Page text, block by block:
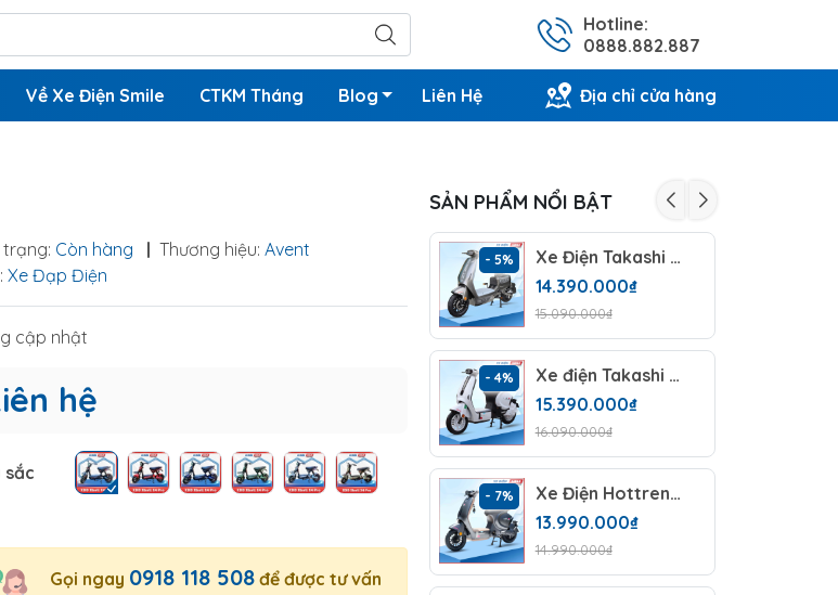
Hotline:
0888.882.887
Về Xe Điện Smile CTKM Tháng Blog Liên Hệ Địa chỉ cửa hàng
trạng: Còn hàng | Thương hiệu: Avent
Xe Đạp Điện
cập nhật
hệ
sắc
Gọi ngay 0918 118 508để được tư vấn
SẢN PHẨM NỔI BẬT
- 5%
Xe Điện Takashi Money (60V-23Ah) 5 Bình
14.390.000₫
15.090.000₫
- 4%
Xe điện Takashi Mono Plus (60V-23Ah) 5 Bình
15.390.000₫
16.090.000₫
- 7%
Xe Điện Hottrend Takashi Mono
13.990.000₫
14.990.000₫